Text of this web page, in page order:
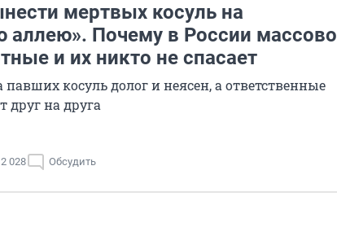
мертвых косуль на
аллею». Почему в России массово
и их никто не спасает
косуль долог и неясен, а ответственные
друг на друга
2 028 Обсудить